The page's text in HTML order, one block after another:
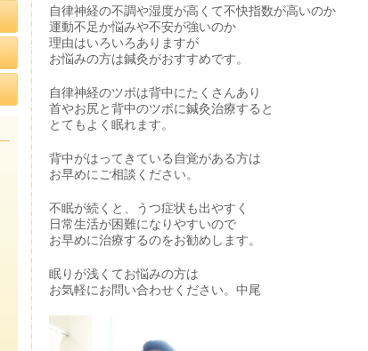
自律神経の不調や湿度が高くて不快指数が高いのか
運動不足か悩みや不安が強いのか
理由はいろいろありますが
お悩みの方は鍼灸がおすすめです。
自律神経のツボは背中にたくさんあり
首やお尻と背中のツボに鍼灸治療すると
とてもよく眠れます。
背中がはってきている自覚がある方は
お早めにご相談ください。
不眠が続くと、うつ症状も出やすく
日常生活が困難になりやすいので
お早めに治療するのをお勧めします。
眠りが浅くてお悩みの方は
お気軽にお問い合わせください。中尾